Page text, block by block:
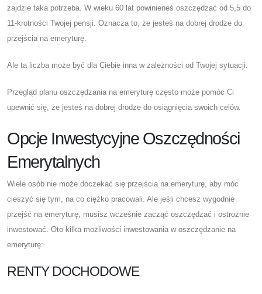
zajdzie taka potrzeba. W wieku 60 lat powinieneś oszczędzać od 5,5 do
11-krotności Twojej pensji. Oznacza to, że jesteś na dobrej drodze do
przejścia na emeryturę.
Ale ta liczba może być dla Ciebie inna w zależności od Twojej sytuacji.
Przegląd planu oszczędzania na emeryturę często może pomóc Ci
upewnić się, że jesteś na dobrej drodze do osiągnięcia swoich celów.
Opcje Inwestycyjne Oszczędności
Emerytalnych
Wiele osób nie może doczekać się przejścia na emeryturę, aby móc
cieszyć się tym, na co ciężko pracowali. Ale jeśli chcesz wygodnie
przejść na emeryturę, musisz wcześnie zacząć oszczędzać i ostrożnie
inwestować. Oto kilka możliwości inwestowania w oszczędzanie na
emeryturę:
RENTY DOCHODOWE